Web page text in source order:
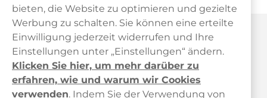
Haypp Österreich
bieten, die Website zu optimieren und gezielte
Werbung zu schalten. Sie können eine erteilte
Einwilligung jederzeit widerrufen und Ihre
Einstellungen unter „Einstellungen“ ändern.
Klicken Sie hier, um mehr darüber zu
erfahren, wie und warum wir Cookies
verwenden. Indem Sie der Verwendung von